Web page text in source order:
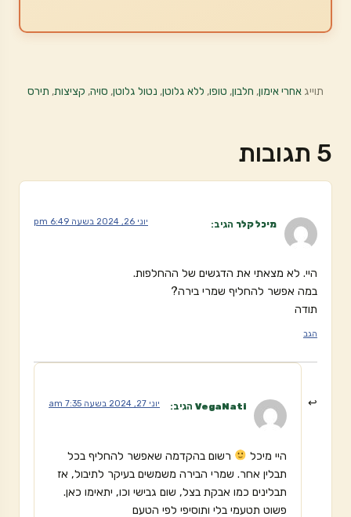
תוייג אחרי אימון, חלבון, טופו, ללא גלוטן, נטול גלוטן, סויה, קציצות, תירס
5 תגובות
מיכל קלר הגיב: יוני 26, 2024 בשעה 6:49 pm
היי. לא מצאתי את הדגשים של ההחלפות.
במה אפשר להחליף שמרי בירה?
תודה
הגב
VegaNati הגיב: יוני 27, 2024 בשעה 7:35 am
היי מיכל
רשום בהקדמה שאפשר להחליף בכל
תבלין אחר. שמרי הבירה משמשים בעיקר לתיבול, אז
תבלינים כמו אבקת בצל, שום גבישי וכו, יתאימו כאן.
פשוט תטעמי בלי ותוסיפי לפי הטעם